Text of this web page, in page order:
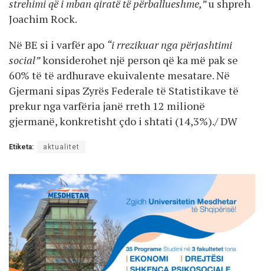
strehimi që i mban qiratë të përballueshme,”u shpreh
Joachim Rock.
Në BE si i varfër apo “i rrezikuar nga përjashtimi
social”konsiderohet një person që ka më pak se
60% të të ardhurave ekuivalente mesatare. Në
Gjermani sipas Zyrës Federale të Statistikave të
prekur nga varfëria janë rreth 12 milionë
gjermanë, konkretisht çdo i shtati (14,3%)./ DW
Etiketa: aktualitet